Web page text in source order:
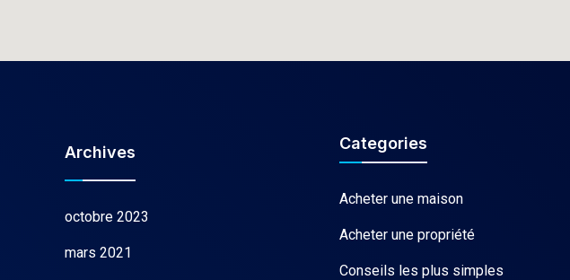
Archives
octobre 2023
mars 2021
Categories
Acheter une maison
Acheter une propriété
Conseils les plus simples